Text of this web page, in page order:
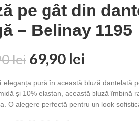
pe gât din
– Belinay 1195
lei 69,90 lei
eleganța pură în această bluză dantelată
și 10% elastan, această bluză îmbină
O alegere perfectă pentru un look